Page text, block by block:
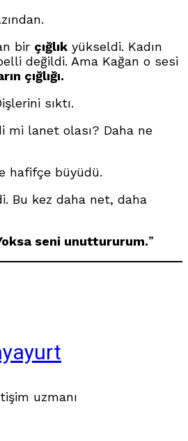
bir çığlık yükseldi. Kadın
değildi. Ama Kağan o sesi
çığlığı.
sıktı.
mi lanet olası? Daha ne
hafifçe büyüdü.
Bu kez daha net, daha
seni unuttururum.”
uzmanı